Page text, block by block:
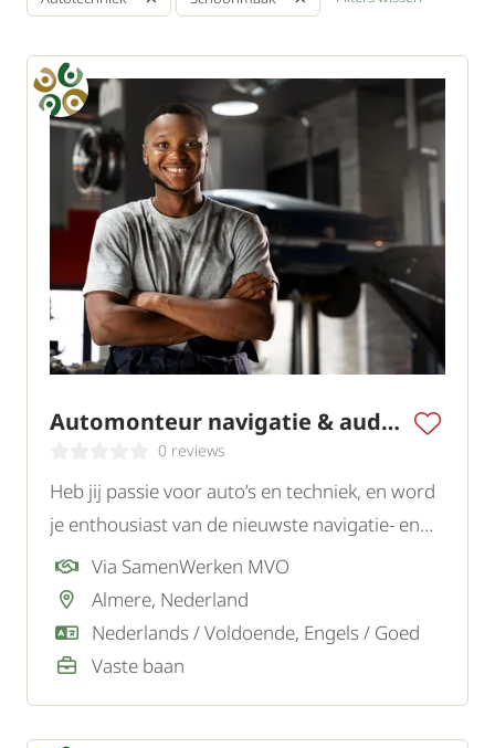
Automonteur navigatie & audio specialist
0 reviews
Heb jij passie voor auto’s en techniek, en word
je enthousiast van de nieuwste navigatie- en
audiosystemen? Als automonteur
gespecialiseerd in navigatie en muziek ben je
welkom bij onze opdrachtgever.
Via SamenWerken MVO
Almere, Nederland
Nederlands / Voldoende, Engels / Goed
Vaste baan